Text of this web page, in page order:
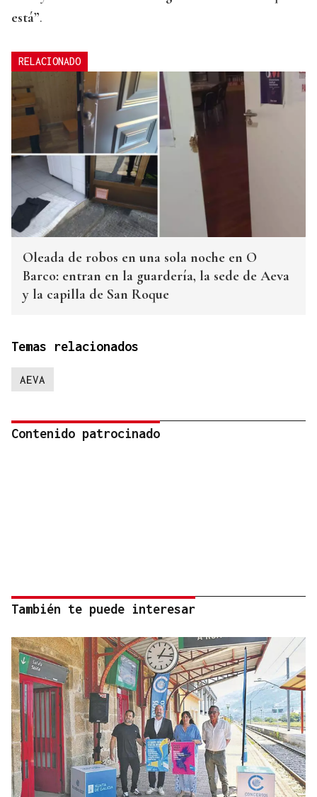
está”.
RELACIONADO
Oleada de robos en una sola noche en O
Barco: entran en la guardería, la sede de Aeva
y la capilla de San Roque
Temas relacionados
AEVA
Contenido patrocinado
También te puede interesar